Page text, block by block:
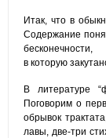
Итак, что в
Содержание
бесконечности,
в которую
В литературе
Поговорим о
обрывок
лавы, две-три